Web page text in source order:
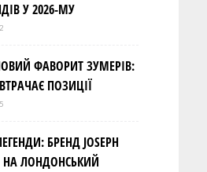
У 2026-МУ
ФАВОРИТ ЗУМЕРІВ:
ПОЗИЦІЇ
БРЕНД JOSEPH
НА ЛОНДОНСЬКИЙ